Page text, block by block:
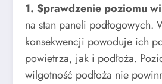
1. Sprawdzenie poziomu
na stan paneli
konsekwencji powoduje ich
powietrza, jak i podłoża.
wilgotność podłoża nie